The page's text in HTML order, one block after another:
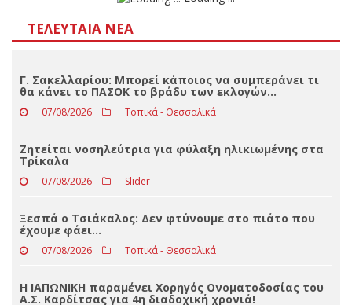
ΤΕΛΕΥΤΑΊΑ ΝΈΑ
Γ. Σακελλαρίου: Μπορεί κάποιος να συμπεράνει τι
θα κάνει το ΠΑΣΟΚ το βράδυ των εκλογών…
07/08/2026 Τοπικά - Θεσσαλικά
Ζητείται νοσηλεύτρια για φύλαξη ηλικιωμένης στα
Τρίκαλα
07/08/2026 Slider
Ξεσπά ο Τσιάκαλος: Δεν φτύνουμε στο πιάτο που
έχουμε φάει…